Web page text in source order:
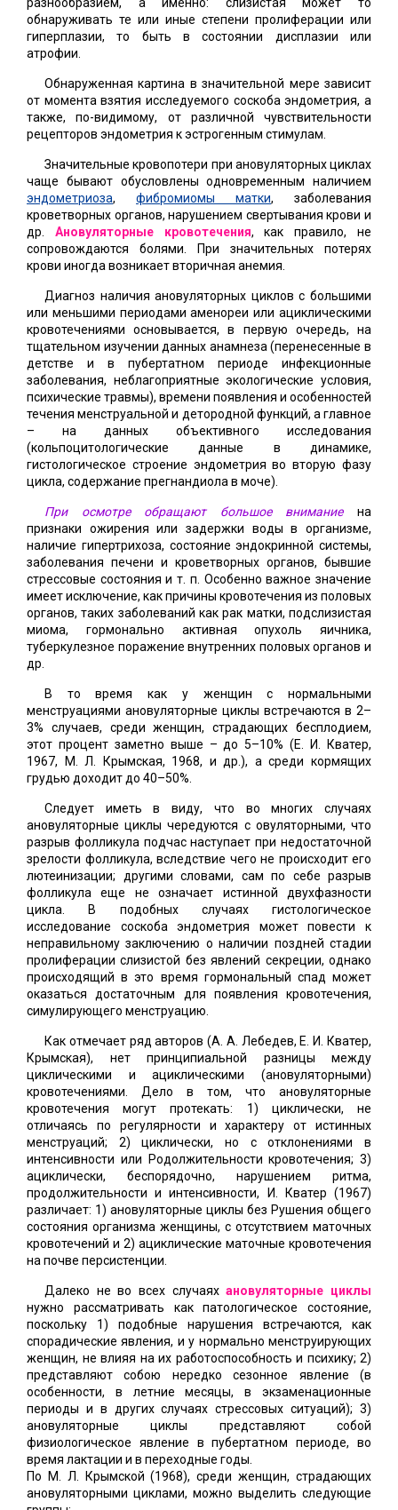
обнаруживать те или иные степени пролиферации или
гиперплазии, то быть в состоянии дисплазии или
атрофии.
Обнаруженная картина в значительной мере зависит
от момента взятия исследуемого соскоба эндометрия, а
также, по-видимому, от различной чувствительности
рецепторов эндометрия к эстрогенным стимулам.
Значительные кровопотери при ановуляторных циклах
чаще бывают обусловлены одновременным наличием
эндометриоза, фибромиомы матки, заболевания
кроветворных органов, нарушением свертывания крови и
др. Ановуляторные кровотечения, как правило, не
сопровождаются болями. При значительных потерях
крови иногда возникает вторичная анемия.
Диагноз наличия ановуляторных циклов с большими
или меньшими периодами аменореи или ациклическими
кровотечениями основывается, в первую очередь, на
тщательном изучении данных анамнеза (перенесенные в
детстве и в пубертатном периоде инфекционные
заболевания, неблагоприятные экологические условия,
психические травмы), времени появления и особенностей
течения менструальной и детородной функций, а главное
– на данных объективного исследования
(кольпоцитологические данные в динамике,
гистологическое строение эндометрия во вторую фазу
цикла, содержание прегнандиола в моче).
При осмотре обращают большое вниманиена
признаки ожирения или задержки воды в организме,
наличие гипертрихоза, состояние эндокринной системы,
заболевания печени и кроветворных органов, бывшие
стрессовые состояния и т. п. Особенно важное значение
имеет исключение, как причины кровотечения из половых
органов, таких заболеваний как рак матки, подслизистая
миома, гормонально активная опухоль яичника,
туберкулезное поражение внутренних половых органов и
др.
В то время как у женщин с нормальными
менструациями ановуляторные циклы встречаются в 2–
3% случаев, среди женщин, страдающих бесплодием,
этот процент заметно выше – до 5–10% (Е. И. Кватер,
1967, М. Л. Крымская, 1968, и др.), а среди кормящих
грудью доходит до 40–50%.
Следует иметь в виду, что во многих случаях
ановуляторные циклы чередуются с овуляторными, что
разрыв фолликула подчас наступает при недостаточной
зрелости фолликула, вследствие чего не происходит его
лютеинизации; другими словами, сам по себе разрыв
фолликула еще не означает истинной двухфазности
цикла. В подобных случаях гистологическое
исследование соскоба эндометрия может повести к
неправильному заключению о наличии поздней стадии
пролиферации слизистой без явлений секреции, однако
происходящий в это время гормональный спад может
оказаться достаточным для появления кровотечения,
симулирующего менструацию.
Как отмечает ряд авторов (А. А. Лебедев, Е. И. Кватер,
Крымская), нет принципиальной разницы между
циклическими и ациклическими (ановуляторными)
кровотечениями. Дело в том, что ановуляторные
кровотечения могут протекать: 1) циклически, не
отличаясь по регулярности и характеру от истинных
менструаций; 2) циклически, но с отклонениями в
интенсивности или Родолжительности кровотечения; 3)
ациклически, беспорядочно, нарушением ритма,
продолжительности и интенсивности, И. Кватер (1967)
различает: 1) ановуляторные циклы без Рушения общего
состояния организма женщины, с отсутствием маточных
кровотечений и 2) ациклические маточные кровотечения
на почве персистенции.
Далеко не во всех случаяхановуляторные циклы
нужно рассматривать как патологическое состояние,
поскольку 1) подобные нарушения встречаются, как
спорадические явления, и у нормально менструирующих
женщин, не влияя на их работоспособность и психику; 2)
представляют собою нередко сезонное явление (в
особенности, в летние месяцы, в экзаменационные
периоды и в других случаях стрессовых ситуаций); 3)
ановуляторные циклы представляют собой
физиологическое явление в пубертатном периоде, во
время лактации и в переходные годы.
По М. Л. Крымской (1968), среди женщин, страдающих
ановуляторными циклами, можно выделить следующие